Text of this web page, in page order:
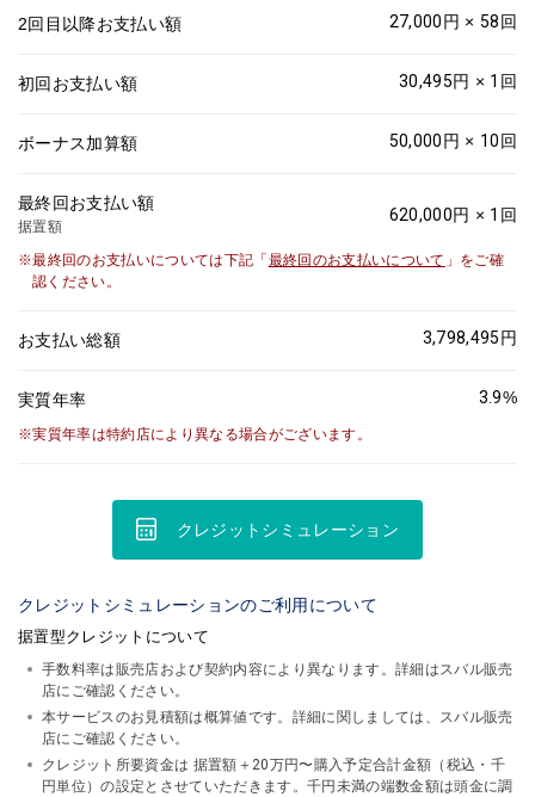
2回目以降お支払い額 27,000円 × 58回
初回お支払い額 30,495円 × 1 回
ボーナス加算額 50,000円 × 10回
最終回お支払い額
据置額
620,000円 × 1 回
最終回のお支払いについては下記「最終回のお支払いについて 」をご確
認ください。
お支払い総額 3,798,495円
実質年率 3.9%
実質年率は特約店により異なる場合がございます。
クレジットシミュレーション
クレジットシミュレーションのご利用について
据置型クレジットについて
手数料率は販売店および契約内容により異なります。詳細はスバル販売
店にご確認ください。
本サービスのお見積額は概算値です。詳細に関しましては、スバル販売
店にご確認ください。
クレジット所要資金は 据置額＋20万円〜購入予定合計金額（税込・千
円単位）の設定とさせていただきます。千円未満の端数金額は頭金に調